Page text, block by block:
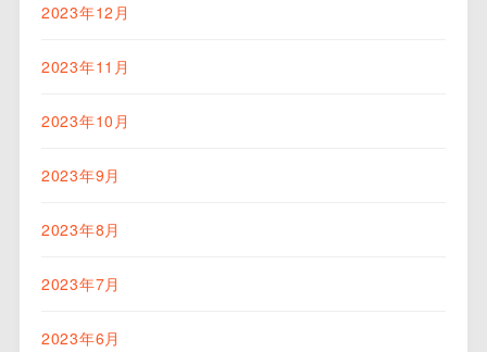
2023年12月
2023年11月
2023年10月
2023年9月
2023年8月
2023年7月
2023年6月